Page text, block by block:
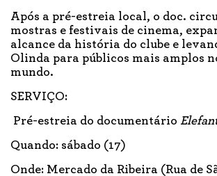
Após a pré-estreia local, o doc.
mostras e festivais de cinema,
alcance da história do clube e
Olinda para públicos mais amplos
mundo.
SERVIÇO:
Pré-estreia do documentário
Quando: sábado (17)
Onde: Mercado da Ribeira (Rua de